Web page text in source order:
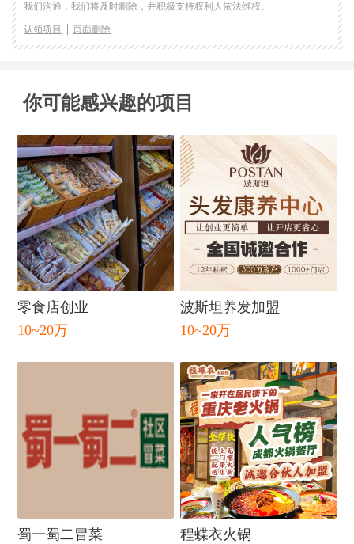
闭
我们沟通，我们将及时删除，并积极支持权利人依法维权。
认领项目 页面删除
你可能感兴趣的项目
零食店创业
10~20万
波斯坦养发加盟
10~20万
蜀一蜀二冒菜
程蝶衣火锅